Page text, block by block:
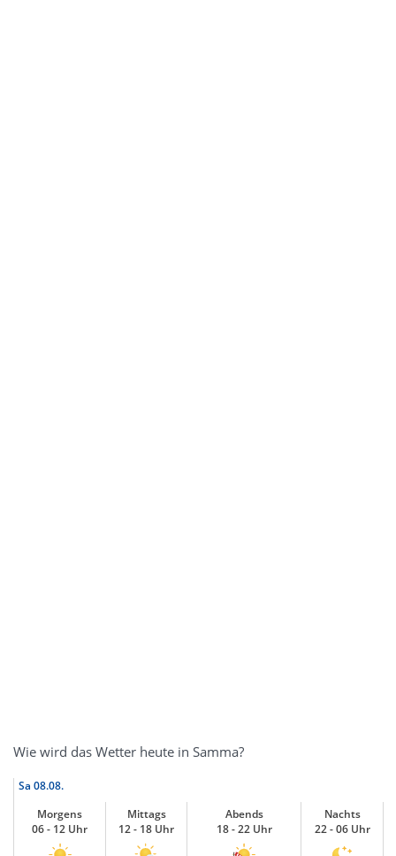
Wie wird das Wetter heute in Samma?
Sa 08.08.
Morgens
06 - 12 Uhr
Mittags
12 - 18 Uhr
Abends
18 - 22 Uhr
Nachts
22 - 06 Uhr